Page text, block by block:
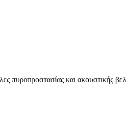
πυροπροστασίας και ακουστικής